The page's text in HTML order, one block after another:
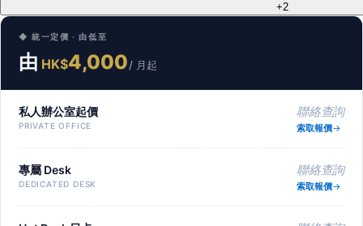
+2
◆ 統一定價 · 由低至
由 HK$4,000/ 月起
私人辦公室起價
PRIVATE OFFICE
聯絡查詢
索取報價
專屬 Desk
DEDICATED DESK
聯絡查詢
索取報價